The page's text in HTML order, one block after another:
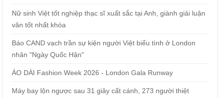
Nữ sinh Việt tốt nghiệp thạc sĩ xuất sắc tại Anh, giành giải luận
văn tốt nhất khóa
Báo CAND vạch trần sự kiện người Việt biểu tình ở London
nhân "Ngày Quốc Hận"
ÁO DÀI Fashion Week 2026 - London Gala Runway
Máy bay lộn ngược sau 31 giây cất cánh, 273 người thiệt